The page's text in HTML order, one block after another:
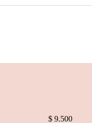
$ 9.500